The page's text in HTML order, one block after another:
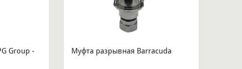
Group -
Муфта разрывная Barracuda